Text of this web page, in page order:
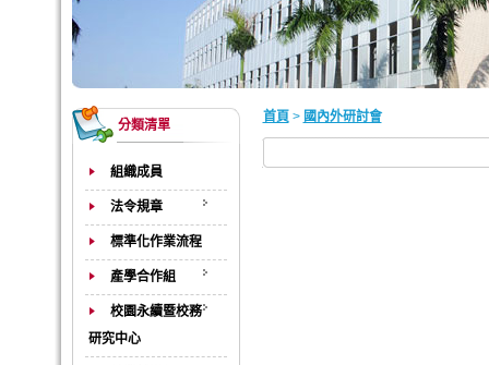
分類清單
組織成員
法令規章
標準化作業流程
產學合作組
校園永續暨校務
研究中心
首頁 > 國內外研討會